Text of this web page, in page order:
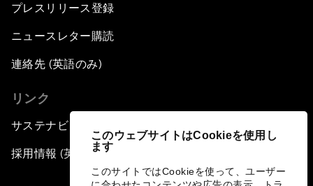
このウェブサイトはCookieを使用し
ます
このサイトではCookieを使って、ユーザー
プレスリリース登録
ニュースレター購読
連絡先 (英語のみ)
リンク
サステナビリティへの取り組み
採用情報 (英語のみ)